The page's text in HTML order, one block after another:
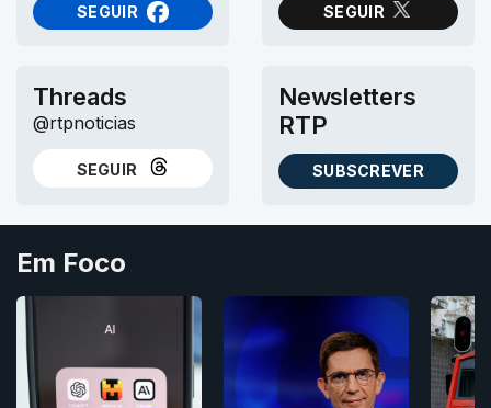
SEGUIR
NO FACEBOOK
SEGUIR
NO X (TWITTER)
Threads
@rtpnoticias
SEGUIR
NO THREADS
Newsletters
RTP
SUBSCREVER
AS NEWSLETTERS RTP
Em Foco